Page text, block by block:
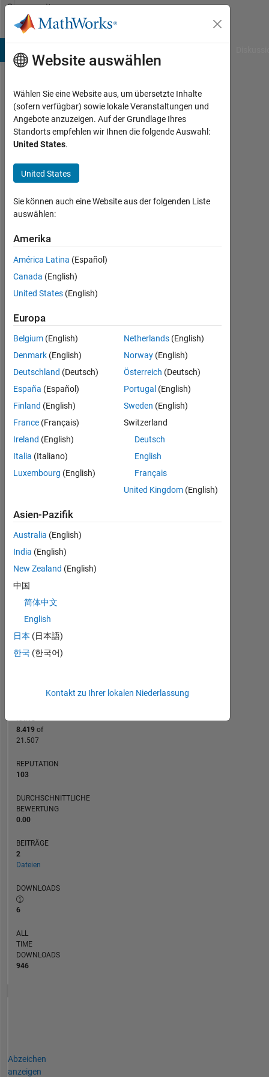
Weiter zum Inhalt
Community
Profile
UNO
Biomechanics
Last
fast 5
Jahre
vor
seit
2020
Followers:
0
Follow
The
Division
Biomechanics
and
Research
houses
all
by
the
Department
of
the
Center
for
in
Human
Movement
Division
is
interdisciplinary
enterprise
features
collaboration
scientists,
engineers,
mathematicians,
and
clinicians
to
the
understanding
of
department
Mehr
anzeigen
Dashboard
File Exchange
BEITRÄGE L
-2-1
0
1
2
3
8.419of
21.507
REPUTATION
103
DURCHSCHNITTLICHE
BEWERTUNG
0.00
BEITRÄGE
2
Dateien
DOWNLOADS
6
ALL
TIME
DOWNLOADS
946
Abzeichen
anzeigen
Website auswählen
Wählen Sie eine Website aus, um übersetzte Inhalte
(sofern verfügbar) sowie lokale Veranstaltungen und
Angebote anzuzeigen. Auf der Grundlage Ihres
Standorts empfehlen wir Ihnen die folgende Auswahl:
United States.
United States
Sie können auch eine Website aus der folgenden Liste
auswählen:
Amerika
América Latina (Español)
Canada (English)
United States (English)
Europa
Belgium (English)
Denmark (English)
Deutschland (Deutsch)
España (Español)
Finland (English)
France (Français)
Ireland (English)
Italia (Italiano)
Luxembourg (English)
Netherlands (English)
Norway (English)
Österreich (Deutsch)
Portugal (English)
Sweden (English)
Switzerland
Deutsch
English
Français
United Kingdom (English)
Asien-Pazifik
Australia (English)
India (English)
New Zealand (English)
中国
简体中文
English
日本 (日本語)
한국 (한국어)
Kontakt zu Ihrer lokalen Niederlassung